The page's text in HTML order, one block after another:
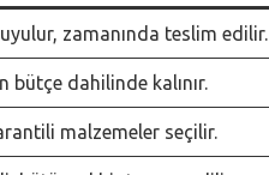
zamanında teslim edilir.
bütçe dahilinde kalınır.
malzemeler seçilir.